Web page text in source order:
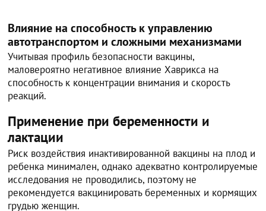
Влияние на способность к управлению
автотранспортом и сложными механизмами
Учитывая профиль безопасности вакцины,
маловероятно негативное влияние Хаврикса на
способность к концентрации внимания и скорость
реакций.
Применение при беременности и
лактации
Риск воздействия инактивированной вакцины на плод и
ребенка минимален, однако адекватно контролируемые
исследования не проводились, поэтому не
рекомендуется вакцинировать беременных и кормящих
грудью женщин.